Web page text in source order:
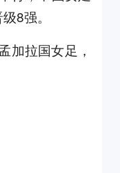
8强。
加拉国女足，